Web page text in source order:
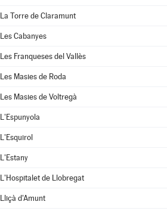
La Torre de Claramunt
Les Cabanyes
Les Franqueses del Vallès
Les Masies de Roda
Les Masies de Voltregà
L'Espunyola
L'Esquirol
L'Estany
L'Hospitalet de Llobregat
Lliçà d'Amunt